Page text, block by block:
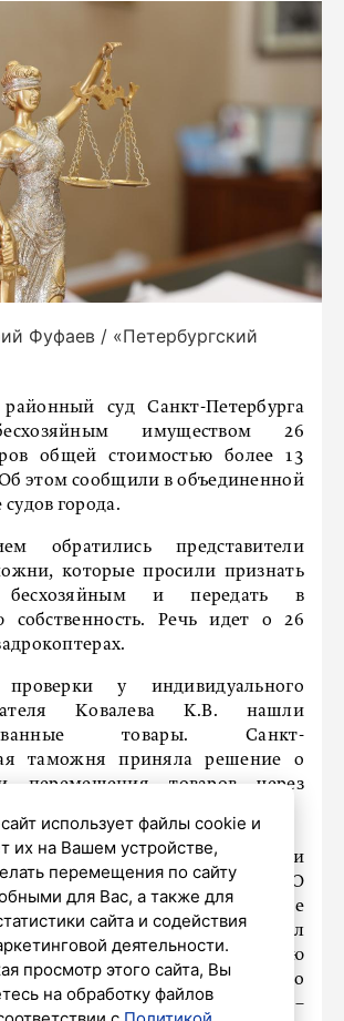
Фуфаев / «Петербургский
суд Санкт-Петербурга
имуществом 26
общей стоимостью более 13
этом сообщили в объединенной
города.
обратились представители
которые просили признать
бесхозяйным и передать в
собственность. Речь идет о 26
у индивидуального
Ковалева К.В. нашли
товары. Санкт-
таможня приняла решение о
перемещения товаров через
оборудование изъяли и
на ответственное хранение. «О
проверки и о предельном сроке
ИП Ковалев К.В. был
но никаких мер по получению
в отношении него
операций не предпринял», –
использует файлы cookie и
их на Вашем устройстве,
перемещения по сайту
для Вас, а также для
сайта и содействия
деятельности.
просмотр этого сайта, Вы
на обработку файлов